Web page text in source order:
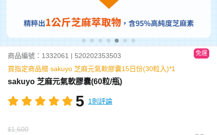
商品編號：1332061 | 520202353503 免運
買指定商品贈 sakuyo 芝麻元氣軟膠囊15日份(30粒入)*1
sakuyo 芝麻元氣軟膠囊(60粒/瓶)
5 1則評論
$1,500